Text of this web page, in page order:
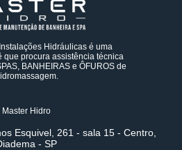
Hidráulicas é uma
que procura assistência técnica
BANHEIRAS e ÔFUROS de
Master Hidro
Esquivel, 261 - sala 15 - Centro,
- SP